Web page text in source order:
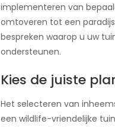
implementeren van
omtoveren tot een
bespreken waarop u uw
ondersteunen.
Kies de juiste
Het selecteren van
een wildlife-vriendelijke